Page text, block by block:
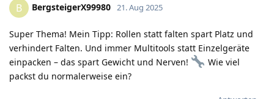
B BergsteigerX99980 21. Aug 2025
Super Thema! Mein Tipp: Rollen statt falten spart Platz und
verhindert Falten. Und immer Multitools statt Einzelgeräte
einpacken – das spart Gewicht und Nerven!
Wie viel
packst du normalerweise ein?